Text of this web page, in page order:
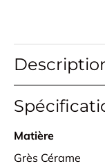
Matière
Grès Cérame